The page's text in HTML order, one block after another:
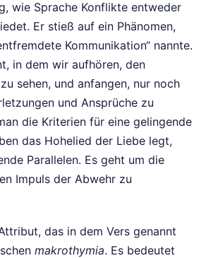
wie Sprache Konflikte entweder
Er stieß auf ein Phänomen,
Kommunikation“ nannte.
in dem wir aufhören, den
sehen, und anfangen, nur noch
und Ansprüche zu
die Kriterien für eine gelingende
das Hohelied der Liebe legt,
Parallelen. Es geht um die
Impuls der Abwehr zu
das in dem Vers genannt
makrothymia. Es bedeutet